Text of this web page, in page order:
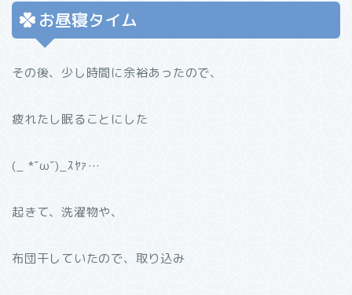
お昼寝タイム
その後、少し時間に余裕あったので、
疲れたし眠ることにした
(_ *˘ω˘)_ｽﾔｧ…
起きて、洗濯物や、
布団干していたので、取り込み